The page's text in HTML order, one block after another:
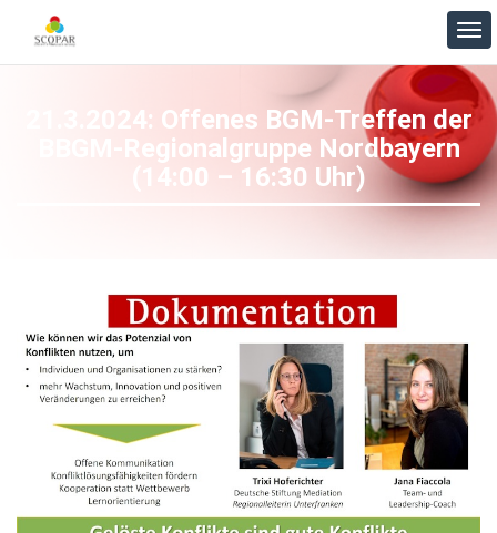
21.3.2024: Offenes BGM-Treffen der
BBGM-Regionalgruppe Nordbayern
(14:00 – 16:30 Uhr)